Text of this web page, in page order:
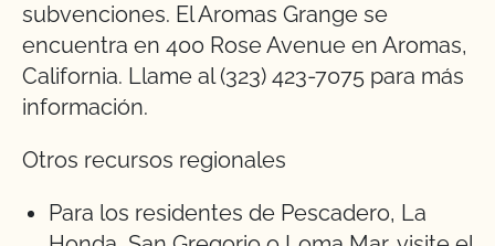
subvenciones. El Aromas Grange se
encuentra en 400 Rose Avenue en Aromas,
California. Llame al (323) 423-7075 para más
información.
Otros recursos regionales
Para los residentes de Pescadero, La